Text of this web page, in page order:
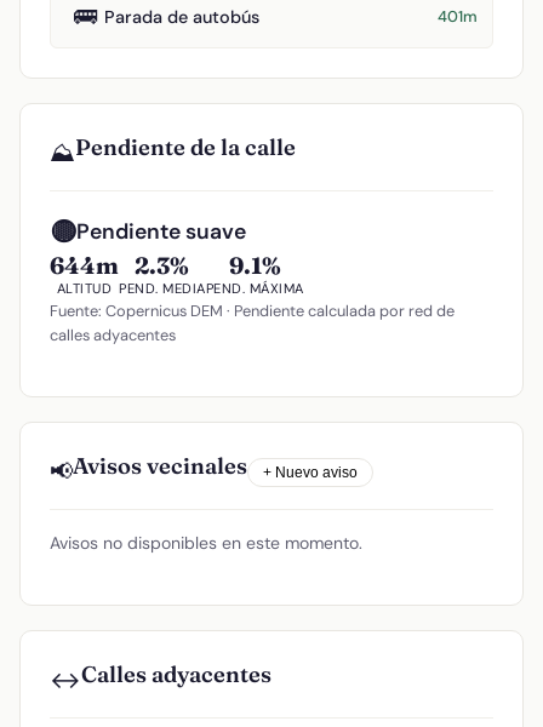
🚌 Parada de autobús 401m
⛰️Pendiente de la calle
🟡Pendiente suave
644m
ALTITUD
2.3%
PEND. MEDIA
9.1%
PEND. MÁXIMA
Fuente: Copernicus DEM · Pendiente calculada por red de
calles adyacentes
📢Avisos vecinales + Nuevo aviso
Avisos no disponibles en este momento.
↔️Calles adyacentes